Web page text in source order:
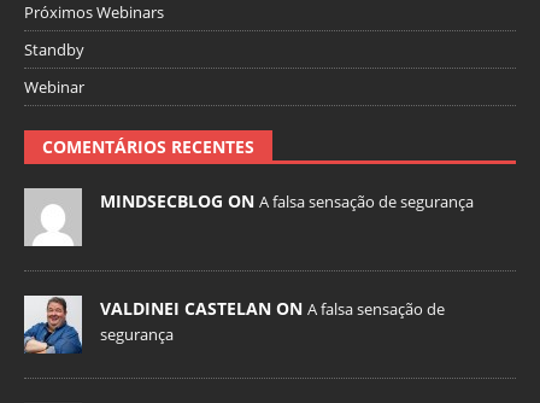
Próximos Webinars
Standby
Webinar
COMENTÁRIOS RECENTES
MINDSECBLOG ON A falsa sensação de segurança
VALDINEI CASTELAN ON A falsa sensação de
segurança